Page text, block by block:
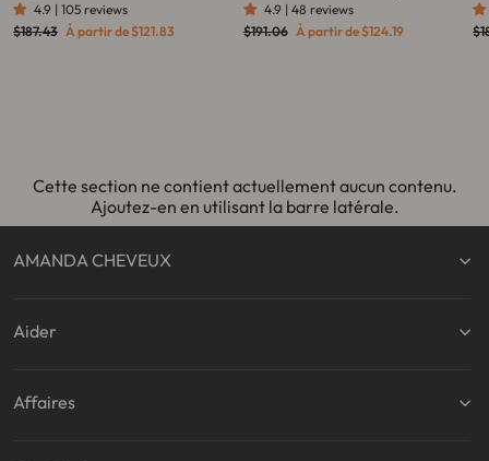
Wigs-Amanda Hair
4.9 | 105 reviews
Prix
$187.43 Prix
réduit
À partir de$121.83
4 Brésilien Huaman Hair-Amanda
Hair
4.9 | 48 reviews
Prix
$191.06 Prix
réduit
À partir de$124.19
Cette section ne contient actuellement aucun contenu.
Ajoutez-en en utilisant la barre latérale.
AMANDA CHEVEUX
Aider
Affaires